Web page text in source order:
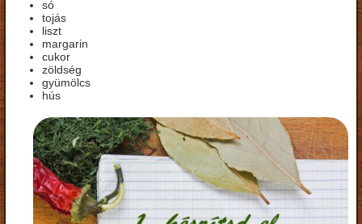
só
tojás
liszt
margarin
cukor
zöldség
gyümölcs
hús